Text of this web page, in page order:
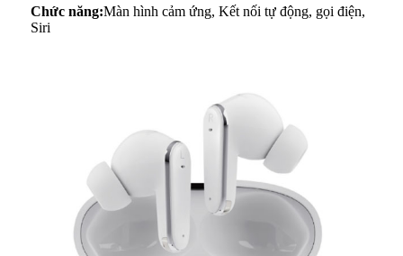
Chức năng:Màn hình cảm ứng, Kết nối tự động, gọi điện,
Siri